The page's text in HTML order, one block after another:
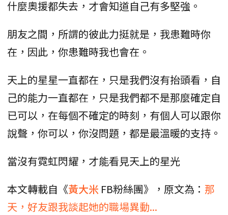
什麼奧援都失去，才會知道自己有多堅強。
朋友之間，所謂的彼此力挺就是，我患難時你
在，因此，你患難時我也會在。
天上的星星一直都在，只是我們沒有抬頭看，自
己的能力一直都在，只是我們都不是那麼確定自
已可以，在每個不確定的時刻，有個人可以跟你
說聲，你可以，你沒問題，都是最溫暖的支持。
當沒有霓虹閃耀，才能看見天上的星光
本文轉載自《黃大米 FB粉絲團》，原文為： 那
天，好友跟我談起她的職場異動...